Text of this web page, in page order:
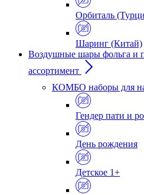
Орбиталь
Шаринг (Китай)
Воздушные шары фольга и
ассортимент
КОМБО наборы для
Гендер пати и
День рождения
Детское 1+